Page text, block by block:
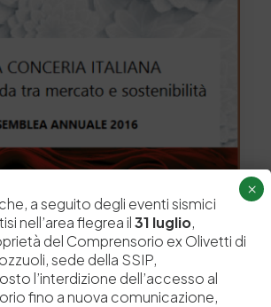
UNIC
INDUSTRIA CONCIARIA Martedì, 28
delle Stelline Sala Bramante Corso
a seguito degli eventi sismici
nell’area flegrea il31 luglio,
del Comprensorio ex Olivetti di
sede della SSIP,
l’interdizione dell’accesso al
fino a nuova comunicazione,
×